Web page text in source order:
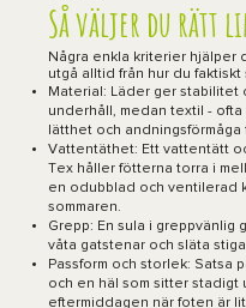
Så väljer du rätt
Några enkla kriterier hjälper
utgå alltid från hur du faktiskt
Material: Läder ger stabilitet
underhåll, medan textil -
lätthet och andningsförmåga
Vattentäthet: Ett vattentätt
Tex håller fötterna torra i
en odubblad och ventilerad
sommaren.
Grepp: En sula i greppvänlig
våta gatstenar och släta
Passform och storlek: Satsa
och en häl som sitter stadigt
eftermiddagen när foten är